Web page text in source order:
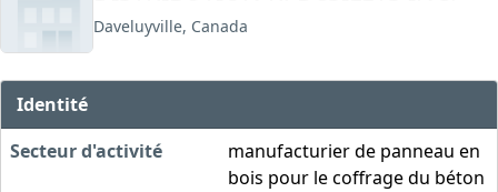
Daveluyville, Canada
Identité
Secteur d'activité
manufacturier de panneau en
bois pour le coffrage du béton